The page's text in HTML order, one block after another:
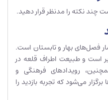
چند نکته را مدنظر قرار دهید.
فصل‌های بهار و تابستان است.
است و طبیعت اطراف قلعه در
رویدادهای فرهنگی و
می‌شود که تجربه بازدید را